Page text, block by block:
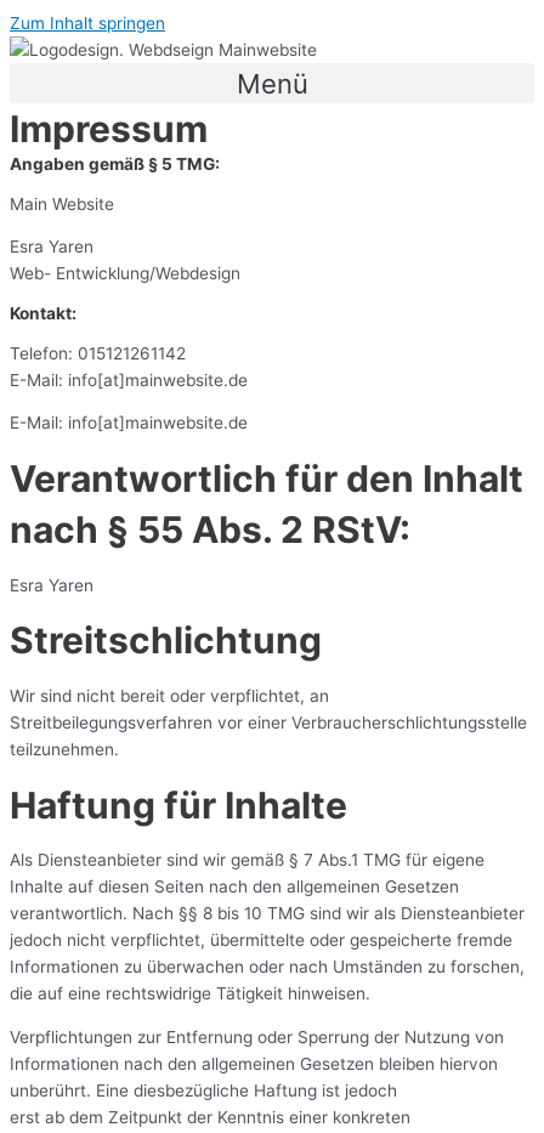
Zum Inhalt springen
Menü
Impressum
Angaben gemäß § 5 TMG:
Main Website
Esra Yaren
Web- Entwicklung/Webdesign
Kontakt:
Telefon: 015121261142
E-Mail: info[at]mainwebsite.de
E-Mail: info[at]mainwebsite.de
Verantwortlich für den Inhalt
nach § 55 Abs. 2 RStV:
Esra Yaren
Streitschlichtung
Wir sind nicht bereit oder verpflichtet, an
Streitbeilegungsverfahren vor einer Verbraucherschlichtungsstelle
teilzunehmen.
Haftung für Inhalte
Als Diensteanbieter sind wir gemäß § 7 Abs.1 TMG für eigene
Inhalte auf diesen Seiten nach den allgemeinen Gesetzen
verantwortlich. Nach §§ 8 bis 10 TMG sind wir als Diensteanbieter
jedoch nicht verpflichtet, übermittelte oder gespeicherte fremde
Informationen zu überwachen oder nach Umständen zu forschen,
die auf eine rechtswidrige Tätigkeit hinweisen.
Verpflichtungen zur Entfernung oder Sperrung der Nutzung von
Informationen nach den allgemeinen Gesetzen bleiben hiervon
unberührt. Eine diesbezügliche Haftung ist jedoch
erst ab dem Zeitpunkt der Kenntnis einer konkreten